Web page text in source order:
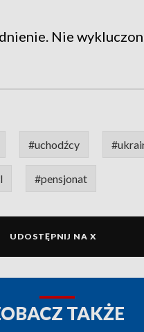
Nie
#uchodźcy
#pensjonat
UDOSTĘPNIJ NA X
TAKŻE